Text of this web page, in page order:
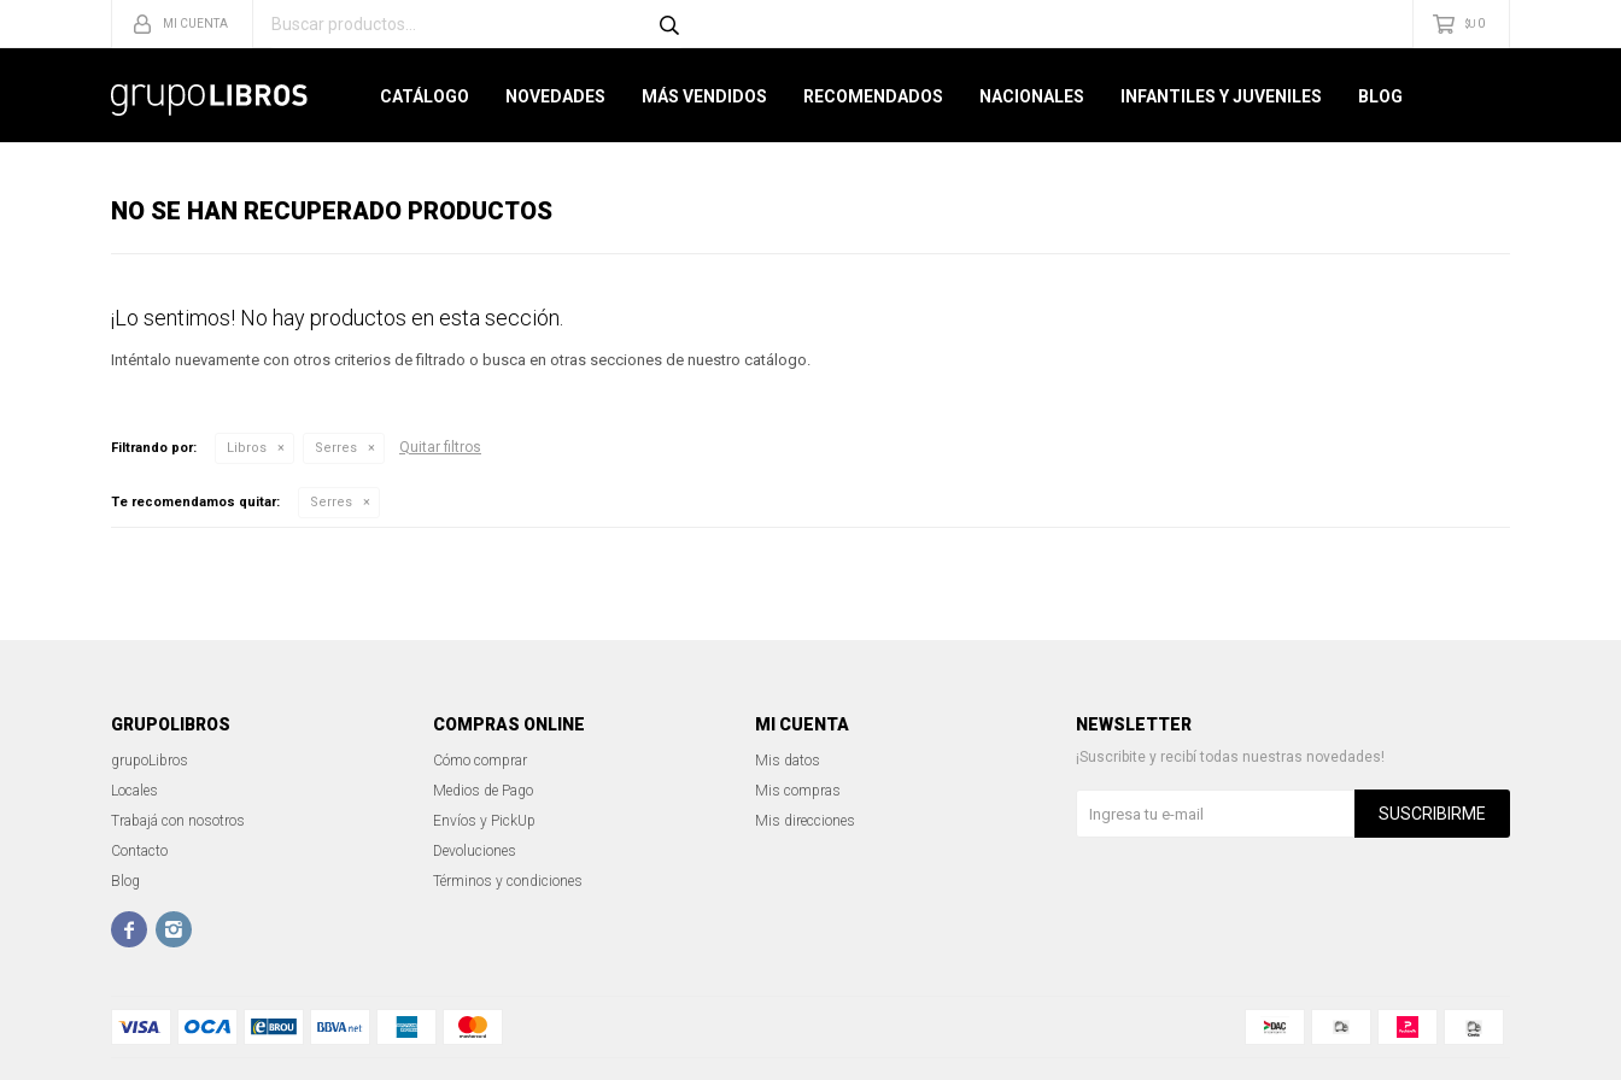
CATÁLOGO NOVEDADES MÁS VENDIDOS RECOMENDADOS NACIONALES INFANTILES Y JUVENILES BLOG
$U 0
NO SE HAN RECUPERADO PRODUCTOS
¡Lo sentimos! No hay productos en esta sección.
Inténtalo nuevamente con otros criterios de filtrado o busca en otras secciones de nuestro catálogo.
Filtrando por: Libros Serres Quitar filtros
Te recomendamos quitar: Serres
GRUPOLIBROS
grupoLibros
Locales
Trabajá con nosotros
Contacto
Blog
 
COMPRAS ONLINE
Cómo comprar
Medios de Pago
Envíos y PickUp
Devoluciones
Términos y condiciones
MI CUENTA
Mis datos
Mis compras
Mis direcciones
NEWSLETTER
¡Suscribite y recibí todas nuestras novedades!
SUSCRIBIRME